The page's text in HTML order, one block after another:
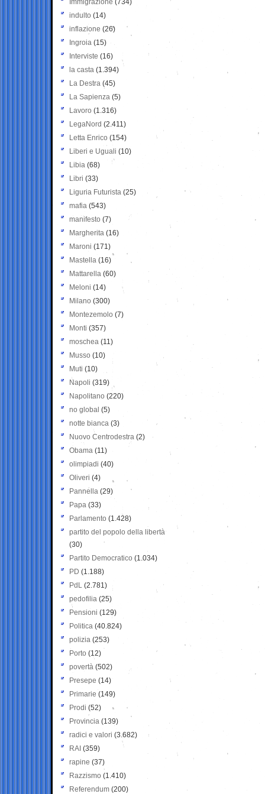
Immigrazione (734)
indulto (14)
inflazione (26)
Ingroia (15)
Interviste (16)
la casta (1.394)
La Destra (45)
La Sapienza (5)
Lavoro (1.316)
LegaNord (2.411)
Letta Enrico (154)
Liberi e Uguali (10)
Libia (68)
Libri (33)
Liguria Futurista (25)
mafia (543)
manifesto (7)
Margherita (16)
Maroni (171)
Mastella (16)
Mattarella (60)
Meloni (14)
Milano (300)
Montezemolo (7)
Monti (357)
moschea (11)
Musso (10)
Muti (10)
Napoli (319)
Napolitano (220)
no global (5)
notte bianca (3)
Nuovo Centrodestra (2)
Obama (11)
olimpiadi (40)
Oliveri (4)
Pannella (29)
Papa (33)
Parlamento (1.428)
partito del popolo della libertà
(30)
Partito Democratico (1.034)
PD (1.188)
PdL (2.781)
pedofilia (25)
Pensioni (129)
Politica (40.824)
polizia (253)
Porto (12)
povertà (502)
Presepe (14)
Primarie (149)
Prodi (52)
Provincia (139)
radici e valori (3.682)
RAI (359)
rapine (37)
Razzismo (1.410)
Referendum (200)